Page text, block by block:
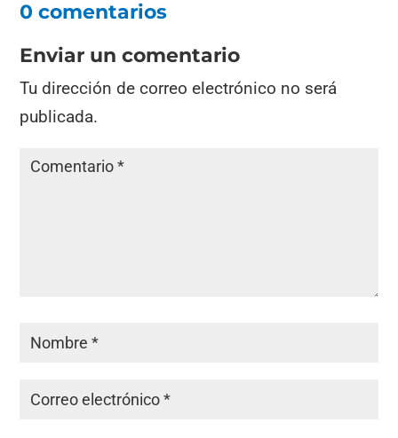
0 comentarios
Enviar un comentario
Tu dirección de correo electrónico no será
publicada.